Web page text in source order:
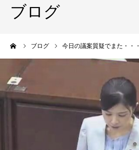
ブログ
ブログ 今日の議案質疑でまた・・・